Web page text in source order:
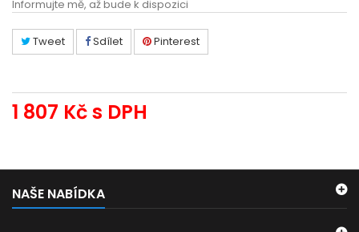
Informujte mě, až bude k dispozici
Tweet Sdílet Pinterest
1 807 Kčs DPH
NAŠE NABÍDKA